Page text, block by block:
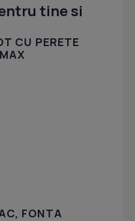
tine si
CU PERETE
FONTA